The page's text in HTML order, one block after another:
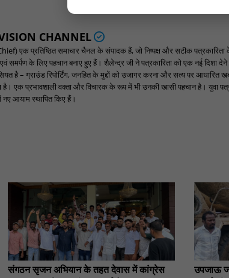
CHANNEL
एक प्रतिष्ठित समाचार चैनल के संपादक हैं, जो निष्पक्ष और सटीक पत्रकारिता
समर्पण के लिए पहचान बनाए हुए हैं। शैलेन्द्र जी ने पत्रकारिता को एक नई
है – ग्राउंड रिपोर्टिंग, जनहित के मुद्दों को उजागर करना और सत्य पर आधारित
है। एक प्रभावशाली वक्ता और विचारक के रूप में भी उनकी खासी पहचान है। युवा
नए आयाम स्थापित किए हैं।
संगठन सृजन अभियान के तहत देवास में कांग्रेस
उपजाऊ